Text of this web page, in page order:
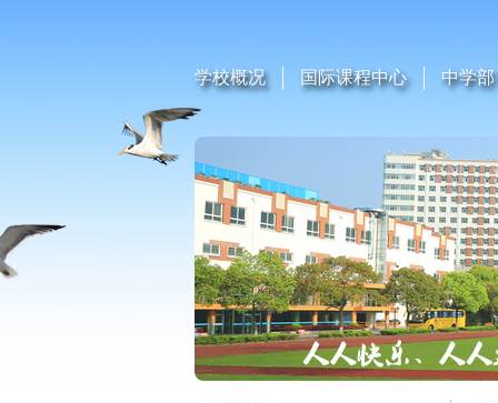
学校概况 国际课程中心 中学部